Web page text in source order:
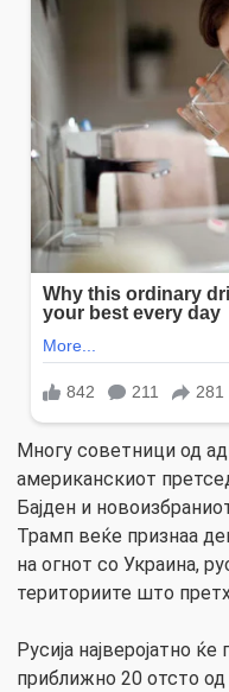
Многу советници од
американскиот
Бајден и
Трамп веќе признаа
на огнот со Украина,
териториите што
Русија најверојатно
приближно 20 отсто од